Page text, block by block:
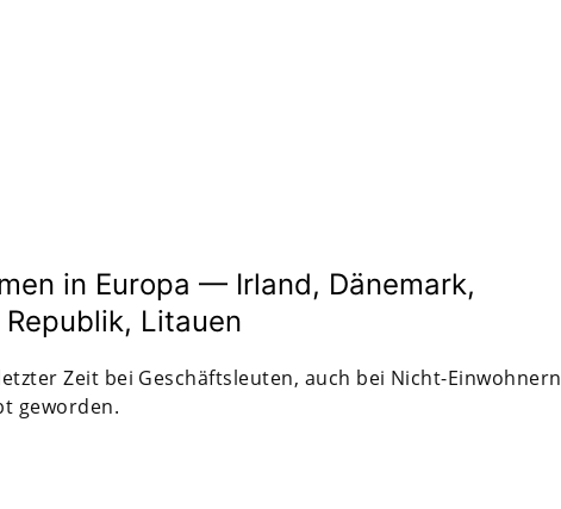
in Europa — Irland, Dänemark,
Litauen
Zeit bei Geschäftsleuten, auch bei Nicht-Einwohnern
geworden.